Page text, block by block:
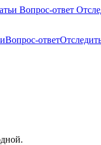
Вопрос-ответ
Вопрос-ответ